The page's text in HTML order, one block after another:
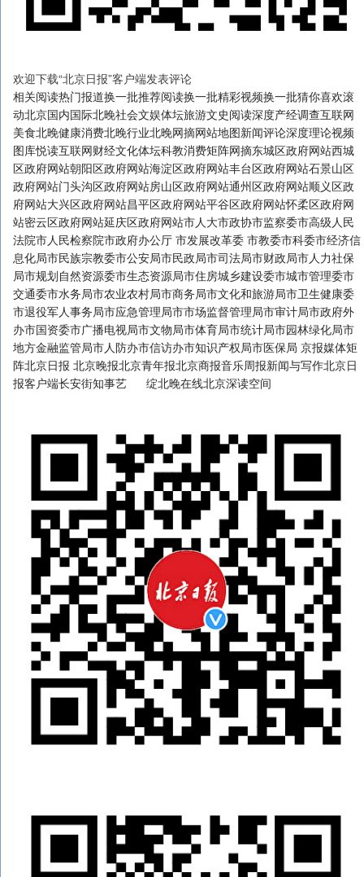
欢迎下载“北京日报”客户端发表评论
相关阅读热门报道换一批推荐阅读换一批精彩视频换一批猜你喜欢滚
动北京国内国际北晚社会文娱体坛旅游文史阅读深度产经调查互联网
美食北晚健康消费北晚行业北晚网摘网站地图新闻评论深度理论视频
图库悦读互联网财经文化体坛科教消费矩阵网摘东城区政府网站西城
区政府网站朝阳区政府网站海淀区政府网站丰台区政府网站石景山区
政府网站门头沟区政府网站房山区政府网站通州区政府网站顺义区政
府网站大兴区政府网站昌平区政府网站平谷区政府网站怀柔区政府网
站密云区政府网站延庆区政府网站市人大市政协市监察委市高级人民
法院市人民检察院市政府办公厅 市发展改革委 市教委市科委市经济信
息化局市民族宗教委市公安局市民政局市司法局市财政局市人力社保
局市规划自然资源委市生态资源局市住房城乡建设委市城市管理委市
交通委市水务局市农业农村局市商务局市文化和旅游局市卫生健康委
市退役军人事务局市应急管理局市市场监督管理局市审计局市政府外
办市国资委市广播电视局市文物局市体育局市统计局市园林绿化局市
地方金融监管局市人防办市信访办市知识产权局市医保局 京报媒体矩
阵北京日报 北京晚报北京青年报北京商报音乐周报新闻与写作北京日
报客户端长安街知事艺 绽北晚在线北京深读空间